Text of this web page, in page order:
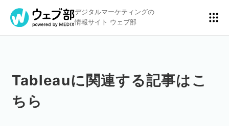
デジタルマーケティングの
情報サイト ウェブ部
リスティング広告 BtoBマーケティング
Tableauに関連する記事はこ
ちら